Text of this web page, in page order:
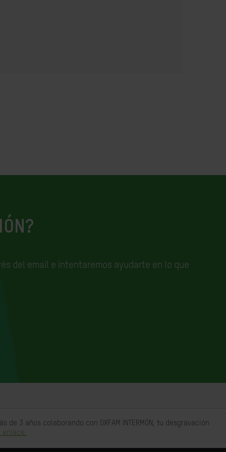
del email e intentaremos ayudarte en lo que
3 años colaborando con OXFAM INTERMÓN, tu desgravación
enlace.